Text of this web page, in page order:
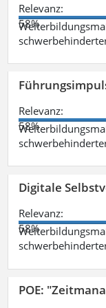
Relevanz:
58%
Relevanz:
58%
Digitale
Relevanz:
58%
POE: